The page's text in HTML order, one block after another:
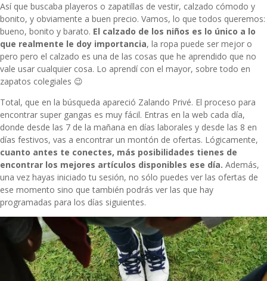
Así que buscaba playeros o zapatillas de vestir, calzado cómodo y
bonito, y obviamente a buen precio. Vamos, lo que todos queremos:
bueno, bonito y barato. El calzado de los niños es lo único a lo
que realmente le doy importancia, la ropa puede ser mejor o
pero pero el calzado es una de las cosas que he aprendido que no
vale usar cualquier cosa. Lo aprendí con el mayor, sobre todo en
zapatos colegiales 😉
Total, que en la búsqueda apareció Zalando Privé. El proceso para
encontrar super gangas es muy fácil. Entras en la web cada día,
donde desde las 7 de la mañana en días laborales y desde las 8 en
días festivos, vas a encontrar un montón de ofertas. Lógicamente,
cuanto antes te conectes, más posibilidades tienes de
encontrar los mejores artículos disponibles ese día. Además,
una vez hayas iniciado tu sesión, no sólo puedes ver las ofertas de
ese momento sino que también podrás ver las que hay
programadas para los días siguientes.